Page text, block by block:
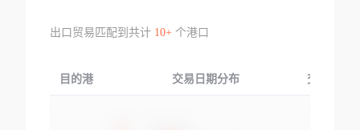
出口贸易匹配到共计 10+个港口
目的港 交易日期分布 交易产品